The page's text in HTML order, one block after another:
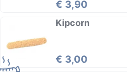
€ 3,90
Kipcorn
€ 3,00